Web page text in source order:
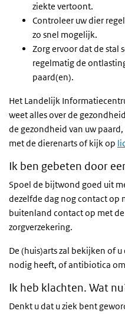
ziekte vertoont.
Controleer uw dier
zo snel mogelijk.
Zorg ervoor dat de stal
regelmatig de
paard(en).
Het Landelijk
weet alles over de
de gezondheid van uw
met de dierenarts of kijk op
Ik ben gebeten door
Spoel de bijtwond goed uit
dezelfde dag nog contact op
buitenland contact op met
zorgverzekering.
De (huis)arts zal bekijken of
nodig heeft, of antibiotica
Ik heb klachten. Wat
Denkt u dat u ziek bent